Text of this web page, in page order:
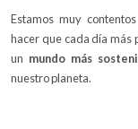
Estamos muy
hacer que cada día más
un mundo más
nuestro planeta.